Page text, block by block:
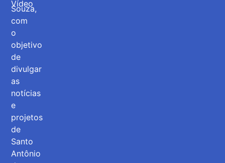
Souza,
com
o
objetivo
de
divulgar
as
notícias
e
projetos
de
Santo
Antônio
Vídeo